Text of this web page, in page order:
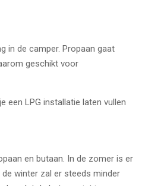
in de camper. Propaan gaat
geschikt voor
een LPG installatie laten vullen
en butaan. In de zomer is er
winter zal er steeds minder